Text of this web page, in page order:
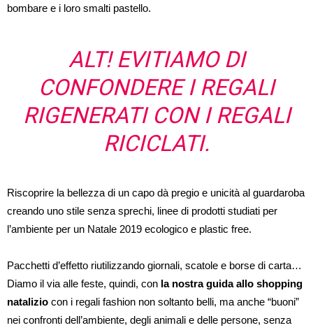
bombare e i loro smalti pastello.
ALT! EVITIAMO DI
CONFONDERE I REGALI
RIGENERATI CON I REGALI
RICICLATI.
Riscoprire la bellezza di un capo dà pregio e unicità al guardaroba
creando uno stile senza sprechi, linee di prodotti studiati per
l’ambiente per un Natale 2019 ecologico e plastic free.
Pacchetti d’effetto riutilizzando giornali, scatole e borse di carta…
Diamo il via alle feste, quindi, con la nostra guida allo shopping
natalizio con i regali fashion non soltanto belli, ma anche “buoni”
nei confronti dell’ambiente, degli animali e delle persone, senza